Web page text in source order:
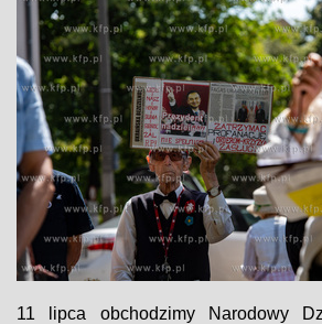
11 lipca obchodzimy Narodowy